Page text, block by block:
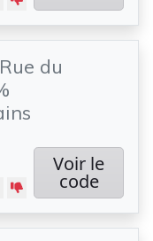
du
Voir le
code